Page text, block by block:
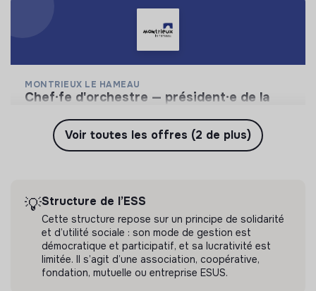
MONTRIEUX LE HAMEAU
chef·fe d'orchestre — président·e de la
Montrieux le Hameau est un lieu de vie, de mixité
et de solidarité. Un laboratoire agroécologique et
Il y a 2 mois
Voir toutes les offres (2 de plus)
💡Structure de l’ESS
Cette structure repose sur un principe de solidarité
et d’utilité sociale : son mode de gestion est
démocratique et participatif, et sa lucrativité est
limitée. Il s’agit d’une association, coopérative,
fondation, mutuelle ou entreprise ESUS.